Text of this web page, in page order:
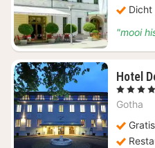
Dicht
"mooi
Hotel
, 4 Sterren
Gotha